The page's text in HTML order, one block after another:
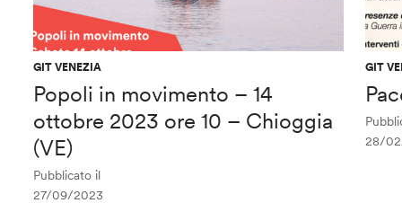
GIT VENEZIA
Popoli in movimento – 14
ottobre 2023 ore 10 – Chioggia
(VE)
Pubblicato il
27/09/2023
GIT
28/